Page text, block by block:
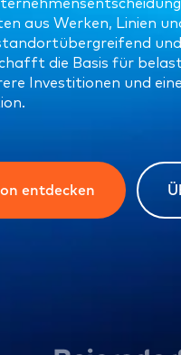
aus Werken, Linien
die Basis für
Investitionen und
entdecken